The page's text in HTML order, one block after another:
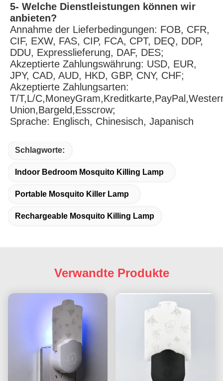
5- Welche Dienstleistungen können wir
anbieten?
Annahme der Lieferbedingungen: FOB, CFR,
CIF, EXW, FAS, CIP, FCA, CPT, DEQ, DDP,
DDU, Expresslieferung, DAF, DES;
Akzeptierte Zahlungswährung: USD, EUR,
JPY, CAD, AUD, HKD, GBP, CNY, CHF;
Akzeptierte Zahlungsarten:
T/T,L/
Union,Bargeld,Esscrow;
Sprache: Englisch, Chinesisch, Japanisch
Schlagworte:
Indoor Bedroom Mosquito Killing Lamp
Portable Mosquito Killer Lamp
Rechargeable Mosquito Killing Lamp
Verwandte Produkte